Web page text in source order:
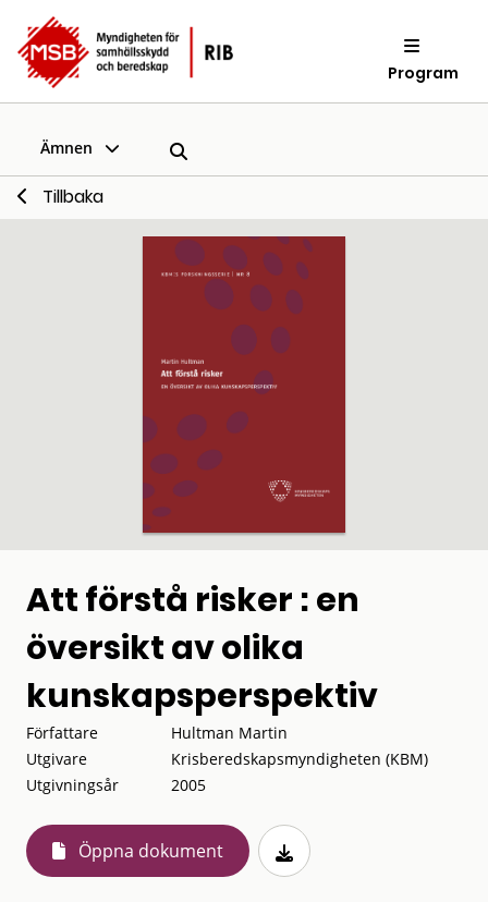
Program
Ämnen
Tillbaka
Att förstå risker : en
översikt av olika
kunskapsperspektiv
Författare
Hultman Martin
Utgivare
Krisberedskapsmyndigheten (KBM)
Utgivningsår
2005
Öppna dokument